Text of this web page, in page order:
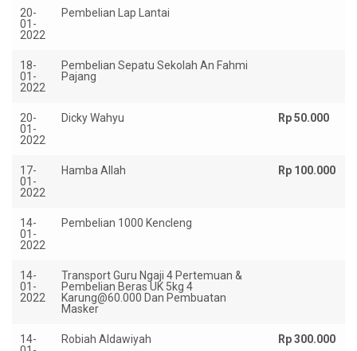
20-
01-
2022
Pembelian Lap Lantai
18-
01-
2022
Pembelian Sepatu Sekolah An Fahmi
Pajang
20-
01-
2022
Dicky Wahyu Rp 50.000
17-
01-
2022
Hamba Allah Rp 100.000
14-
01-
2022
Pembelian 1000 Kencleng
14-
01-
2022
Transport Guru Ngaji 4 Pertemuan &
Pembelian Beras UK 5kg 4
Karung@60.000 Dan Pembuatan
Masker
14-
Robiah Aldawiyah Rp 300.000